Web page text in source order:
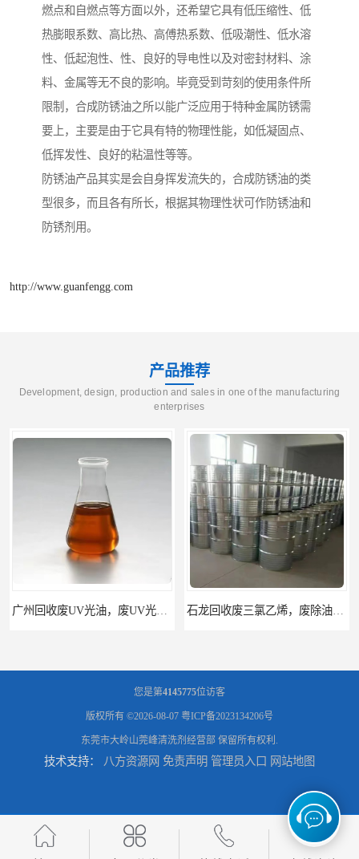
燃点和自燃点等方面以外，还希望它具有低压缩性、低
热膨眼系数、高比热、高傅热系数、低吸潮性、低水溶
性、低起泡性、性、良好的导电性以及对密封材料、涂
料、金属等无不良的影响。毕竟受到苛刻的使用条件所
限制，合成防锈油之所以能广泛应用于特种金属防锈需
要上，主要是由于它具有特的物理性能，如低凝固点、
低挥发性、良好的粘温性等等。
防锈油产品其实是会自身挥发流失的，合成防锈油的类
型很多，而且各有所长，根据其物理性状可作防锈油和
防锈剂用。
http://www.guanfengg.com
产品推荐
Development, design, production and sales in one of the manufacturing
enterprises
东莞沙田回收废三氯乙烯，废旧除油剂回收处理 东莞厚街回收废三氯乙烯，除油清洗剂回收五类
您是第4145775位访客
版权所有 ©2026-08-07 粤ICP备2023134206号
东莞市大岭山莞峰清洗剂经营部 保留所有权利.
技术支持： 八方资源网 免责声明 管理员入口 网站地图